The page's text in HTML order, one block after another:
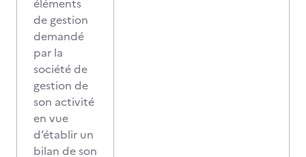
éléments
de gestion
demandé
par la
société de
gestion de
son activité
en vue
d’établir un
bilan de son